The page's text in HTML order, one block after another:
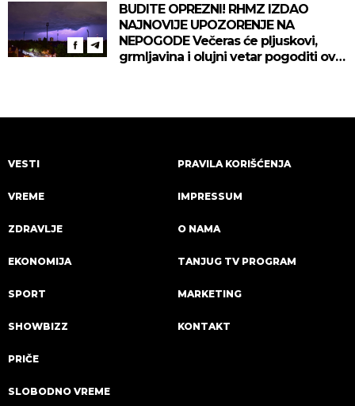
BUDITE OPREZNI! RHMZ IZDAO
NAJNOVIJE UPOZORENJE NA
NEPOGODE Večeras će pljuskovi,
grmljavina i olujni vetar pogoditi ove
VESTI
VREME
ZDRAVLJE
EKONOMIJA
SPORT
SHOWBIZZ
PRIČE
SLOBODNO VREME
PRAVILA KORIŠĆENJA
IMPRESSUM
O NAMA
TANJUG TV PROGRAM
MARKETING
KONTAKT